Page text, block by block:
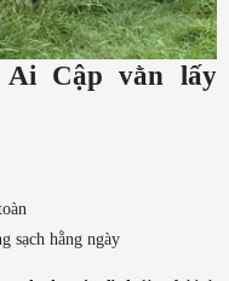
Ai Cập vằn lấy
sạch hằng ngày